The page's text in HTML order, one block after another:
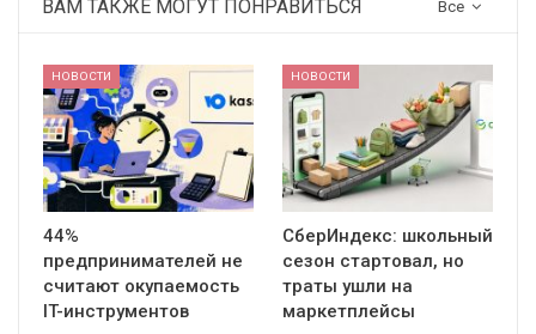
Все
ВАМ ТАКЖЕ МОГУТ ПОНРАВИТЬСЯ
НОВОСТИ
44%
предпринимателей не
считают окупаемость
IT-инструментов
НОВОСТИ
СберИндекс: школьный
сезон стартовал, но
траты ушли на
маркетплейсы